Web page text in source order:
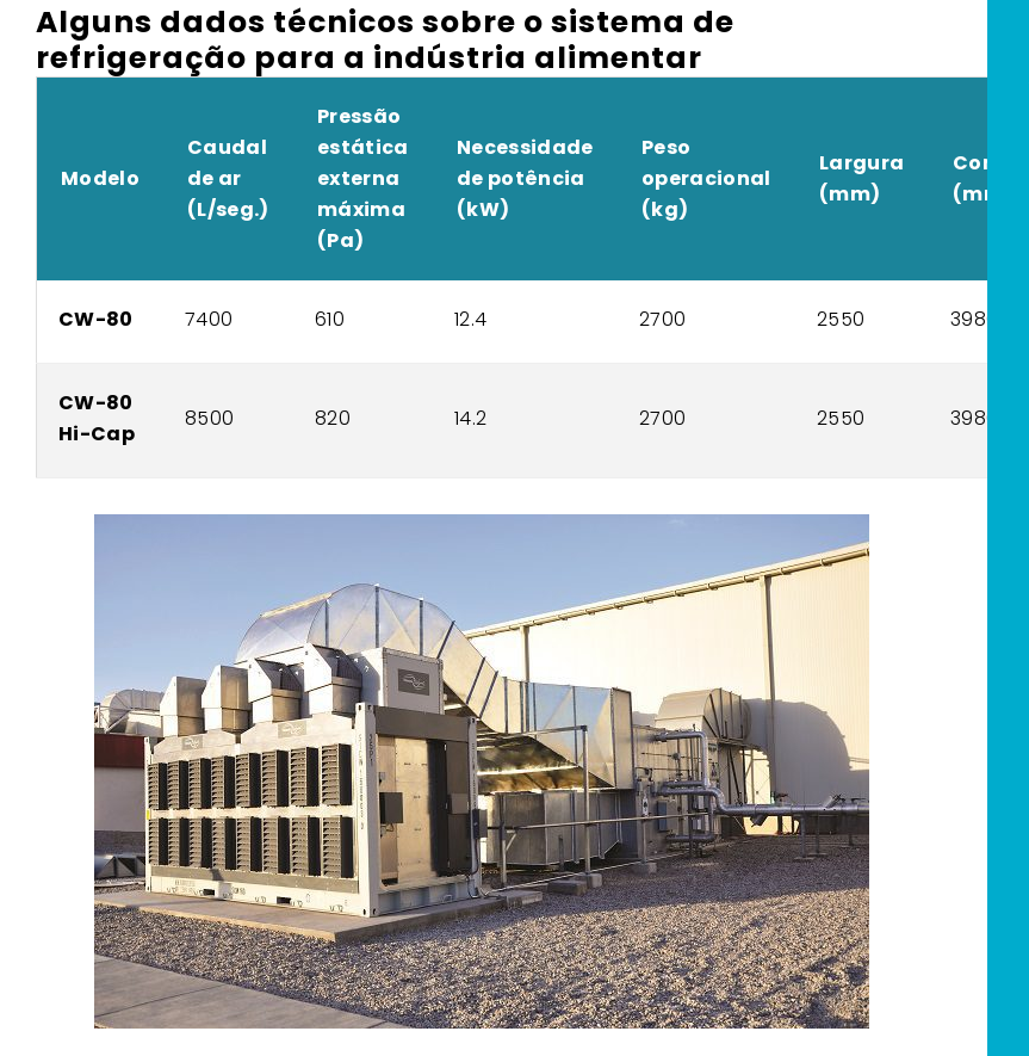
Alguns dados técnicos sobre o sistema de
refrigeração para a indústria alimentar
Modelo
Caudal
de ar
(L/seg.)
Pressão
estática
externa
máxima
(Pa)
Necessidade
de potência
(kW)
Peso
operacional
(kg)
Largura
(mm)
(mm)
CW-80 7400 610 12.4 2700 2550 3980
CW-80
Hi-Cap
8500 820 14.2 2700 2550 3980